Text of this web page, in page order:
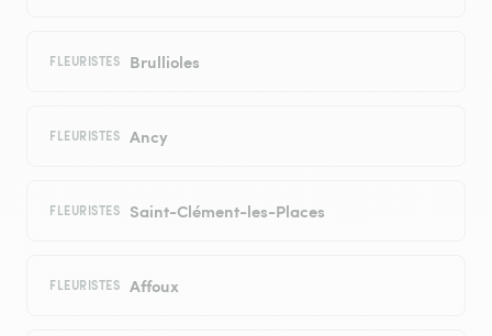
FLEURISTES Brullioles
FLEURISTES Ancy
FLEURISTES Saint-Clément-les-Places
FLEURISTES Affoux